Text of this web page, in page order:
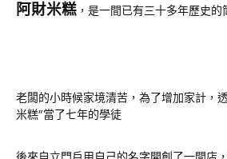
阿財米糕 ，是一間已有三十多年歷史的
老闆的小時候家境清苦，為了增加家計，
米糕”當了七年的學徒